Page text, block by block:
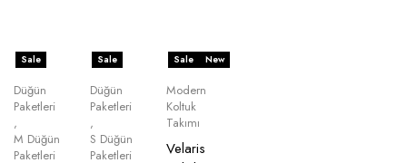
Sale
Düğün
Paketleri
,
M Düğün
Paketleri
Sale
Düğün
Paketleri
,
S Düğün
Paketleri
Sale New
Modern
Koltuk
Takımı
Velaris